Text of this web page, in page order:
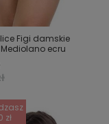
Figi damskie
ecru
zł